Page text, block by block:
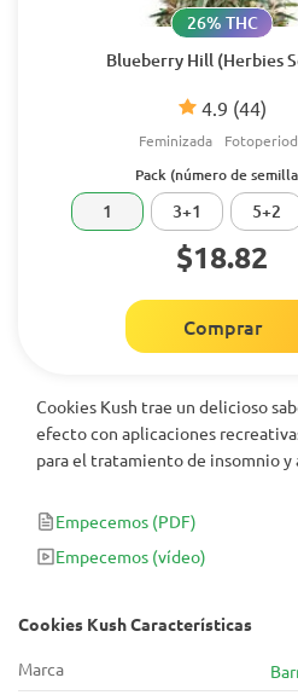
Blueberry Hill (Herbies
4.9 (44)
26% THC
Feminizada
Pack (número de
1 3+1 5+2
$18.82
Comprar
Cookies Kush trae un delicioso
efecto con aplicaciones
para el tratamiento de insomnio y
ganar la High Times Amsterdam
categoría “mejor raza de
Empecemos (PDF)
Empecemos (vídeo)
Cookies Kush Características
Marca